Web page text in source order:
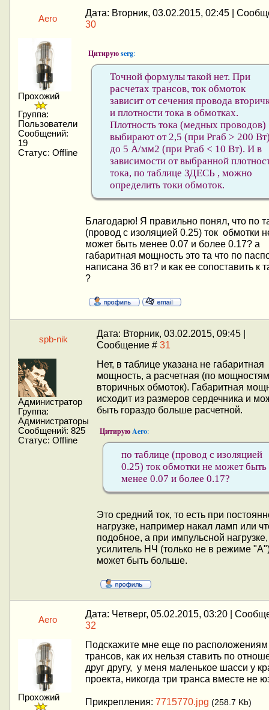
Aero
Дата: Вторник, 03.02.2015, 02:45 |
30
Прохожий
Группа:
Пользователи
Сообщений:
19
Статус: Offline
Цитируюserg:
Точной формулы такой нет. При
расчетах трансов, ток обмоток
зависит от сечения провода
и плотности тока в обмотках.
Плотность тока (медных проводов)
выбирают от 2,5 (при Pгаб > 200
до 5 А/мм2 (при Pгаб < 10 Вт). И в
зависимости от выбранной
тока, по таблице ЗДЕСЬ , можно
определить токи обмоток.
Благодарю! Я правильно понял, что по
(провод с изоляцией 0.25) ток обмотки
может быть менее 0.07 и более 0.17? а
габаритная мощность это та что по
написана 36 вт? и как ее сопоставить к
?
spb-nik
Дата: Вторник, 03.02.2015, 09:45 |
Сообщение # 31
Администратор
Группа:
Администраторы
Сообщений: 825
Статус: Offline
Нет, в таблице указана не габаритная
мощность, а расчетная (по мощностям
вторичных обмоток). Габаритная
исходит из размеров сердечника и
быть гораздо больше расчетной.
ЦитируюAero:
по таблице (провод с изоляцией
0.25) ток обмотки не может быть
менее 0.07 и более 0.17?
Это средний ток, то есть при
нагрузке, например накал ламп или
подобное, а при импульсной нагрузке,
усилитель НЧ (только не в режиме
может быть больше.
Aero
Дата: Четверг, 05.02.2015, 03:20 |
32
Прохожий
Подскажите мне еще по расположениям
трансов, как их нельзя ставить по
друг другу, у меня маленькое шасси у
проекта, никогда три транса вместе не
Прикрепления: 7715770.jpg (258.7 Kb)